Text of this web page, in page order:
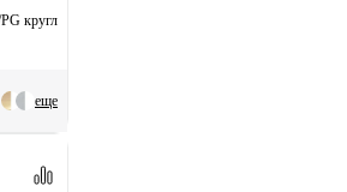
еще
круглая на ключевой цилиндр